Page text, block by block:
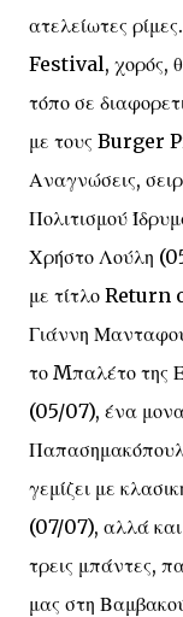
ατελείωτες
Festival, χορός,
τόπο σε
με τους Burger
Αναγνώσεις,
Πολιτισμού
Χρήστο Λούλη
με τίτλο Return
Γιάννη
το Mπαλέτο της
(05/07), ένα
γεμίζει με
(07/07), αλλά
τρεις μπάντες,
μας στη